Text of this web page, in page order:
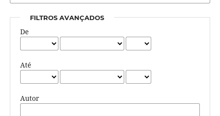
FILTROS AVANÇADOS
De
Até
Autor